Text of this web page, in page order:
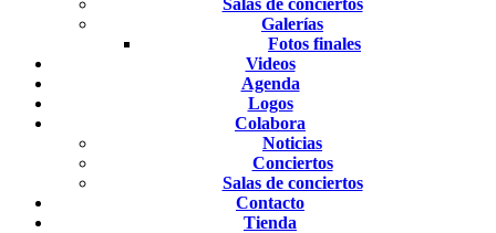
Salas de conciertos
Galerías
Fotos finales
Videos
Agenda
Logos
Colabora
Noticias
Conciertos
Salas de conciertos
Contacto
Tienda